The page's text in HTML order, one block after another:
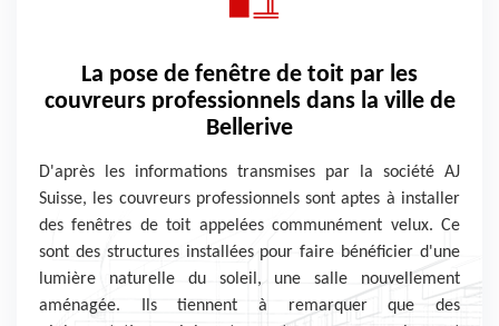
La pose de fenêtre de toit par les
couvreurs professionnels dans la ville de
Bellerive
D'après les informations transmises par la société AJ
Suisse, les couvreurs professionnels sont aptes à installer
des fenêtres de toit appelées communément velux. Ce
sont des structures installées pour faire bénéficier d'une
lumière naturelle du soleil, une salle nouvellement
aménagée. Ils tiennent à remarquer que des